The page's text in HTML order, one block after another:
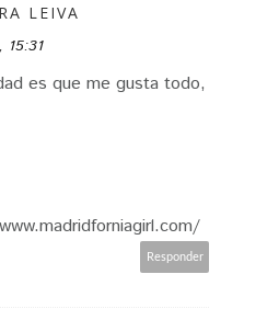
LEIVA
15:31
es que me gusta todo,
Responder